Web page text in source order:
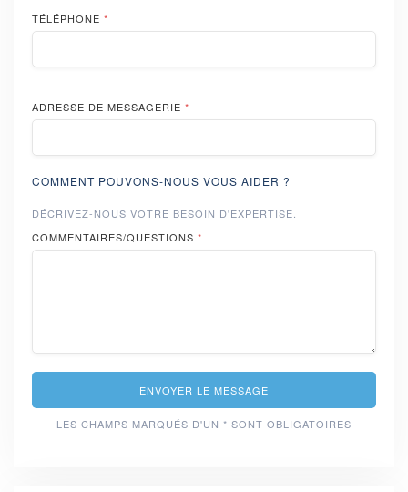
TÉLÉPHONE *
ADRESSE DE MESSAGERIE *
COMMENT POUVONS-NOUS VOUS AIDER ?
DÉCRIVEZ-NOUS VOTRE BESOIN D'EXPERTISE.
COMMENTAIRES/QUESTIONS *
ENVOYER LE MESSAGE
LES CHAMPS MARQUÉS D'UN * SONT OBLIGATOIRES